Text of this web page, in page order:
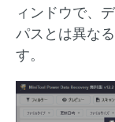
ィンドウで、
パスとは異な
す。